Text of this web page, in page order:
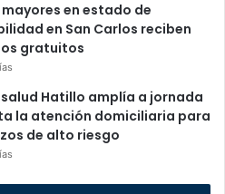
en estado de
en San Carlos reciben
gratuitos
Hatillo amplía a jornada
la atención domiciliaria para
de alto riesgo